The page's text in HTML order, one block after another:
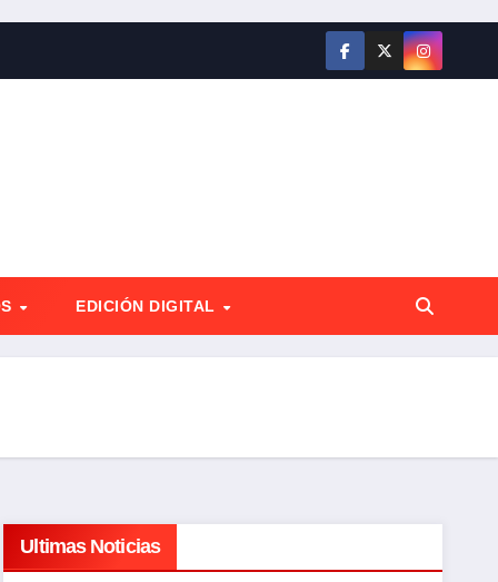
EDICIÓN DIGITAL
Ultimas Noticias